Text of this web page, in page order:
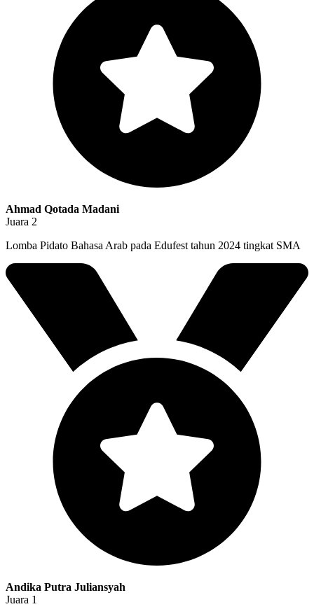
Ahmad Qotada Madani
Juara 2
Lomba Pidato Bahasa Arab pada Edufest tahun 2024 tingkat SMA
Andika Putra Juliansyah
Juara 1